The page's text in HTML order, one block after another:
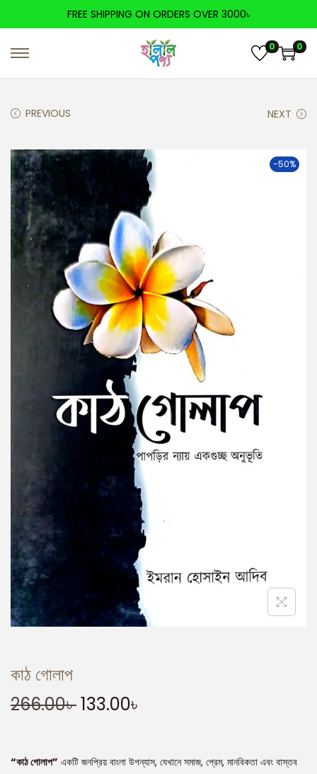
FREE SHIPPING ON ORDERS OVER 3000৳
0 0
PREVIOUS NEXT
-50%
কাঠ গোলাপ
266.00৳133.00৳
“কাঠ গোলাপ” একটি জনপ্রিয় বাংলা উপন্যাস, যেখানে সমাজ, প্রেম, মানবিকতা এবং বাস্তব